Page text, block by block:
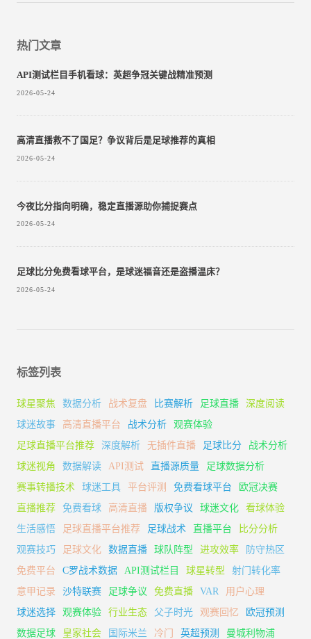
热门文章
API测试栏目手机看球：英超争冠关键战精准预测
2026-05-24
高清直播救不了国足？争议背后是足球推荐的真相
2026-05-24
今夜比分指向明确，稳定直播源助你捕捉赛点
2026-05-24
足球比分免费看球平台，是球迷福音还是盗播温床？
2026-05-24
标签列表
球星聚焦 数据分析 战术复盘 比赛解析 足球直播
深度阅读
球迷故事
高清直播平台 战术分析
观赛体验
足球直播平台推荐
深度解析 无插件直播 足球比分
战术分析
球迷视角
数据解读 API测试 直播源质量
足球数据分析
赛事转播技术
球迷工具 平台评测 免费看球平台
欧冠决赛
直播推荐
免费看球 高清直播 版权争议 球迷文化
看球体验
生活感悟
足球直播平台推荐 足球战术 直播平台
比分分析
观赛技巧
足球文化 数据直播 球队阵型 进攻效率
防守热区
免费平台
C罗战术数据 API测试栏目 球星转型
射门转化率
意甲记录
沙特联赛 足球争议 免费直播 VAR
用户心理
球迷选择
观赛体验 行业生态 父子时光 观赛回忆
欧冠预测
数据足球
皇家社会 国际米兰 冷门 英超预测
曼城利物浦